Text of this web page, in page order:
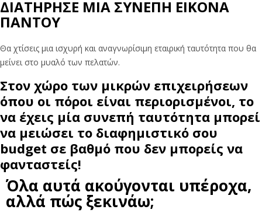
ΔΙΑΤΗΡΗΣΕ ΜΙΑ ΣΥΝΕΠΗ ΕΙΚΟΝΑ
ΠΑΝΤΟΥ
Θα χτίσεις μια ισχυρή και αναγνωρίσιμη εταιρική ταυτότητα που θα
μείνει στο μυαλό των πελατών.
Στον χώρο των μικρών επιχειρήσεων
όπου οι πόροι είναι περιορισμένοι, το
να έχεις μία συνεπή ταυτότητα μπορεί
να μειώσει το διαφημιστικό σου
budget σε βαθμό που δεν μπορείς να
φανταστείς!
Όλα αυτά ακούγονται υπέροχα,
αλλά πώς ξεκινάω;